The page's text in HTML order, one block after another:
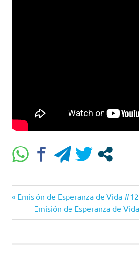
Navegación
de
Entrada
anterior:
Emisión de Esperanza de Vida
Siguiente
entrada:
Emisión de Esperanza de